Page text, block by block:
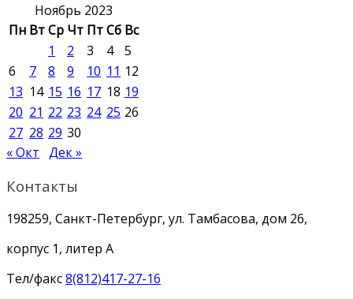
Ноябрь 2023
Пн ВтСр Чт ПтСб Вс
1
2 3 4
5
6
7 8 9 10 11 12
13 14 15 16 17 18 19
20 21 22 23 24 25 26
27 28 29 30
« Окт Дек »
Контакты
198259, Санкт-Петербург, ул. Тамбасова, дом 26,
корпус 1, литер А
Тел/факс8(812)417-27-16